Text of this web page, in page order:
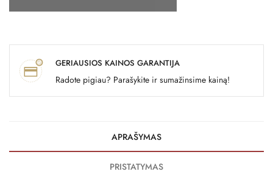
GERIAUSIOS KAINOS GARANTIJA
Radote pigiau? Parašykite ir sumažinsime kainą!
APRAŠYMAS
PRISTATYMAS